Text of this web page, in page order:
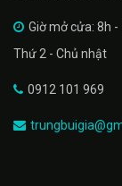
Giờ mở cửa: 8h
Thứ 2 - Chủ nhật
0912 101 969